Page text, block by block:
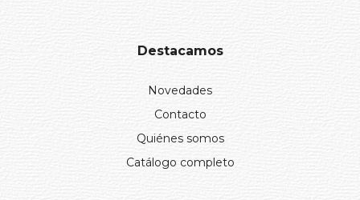
Destacamos
Novedades
Contacto
Quiénes somos
Catálogo completo